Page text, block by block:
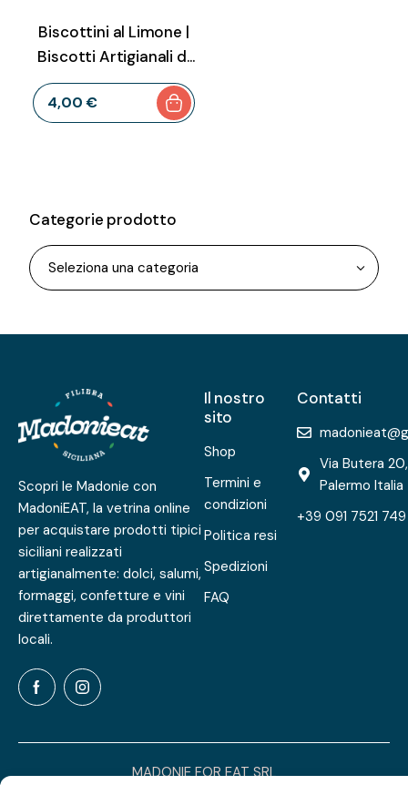
Biscottini al Limone |
Biscotti Artigianali di
Grani Antichi Siciliani
Senza Latte e Burro –
4,00 €
Categorie prodotto
Seleziona una categoria
Scopri le Madonie con
MadoniEAT, la vetrina online
per acquistare prodotti tipici
siciliani realizzati
artigianalmente: dolci, salumi,
formaggi, confetture e vini
direttamente da produttori
locali.
Il nostro
sito
Shop
Termini e
condizioni
Politica resi
Spedizioni
FAQ
Contatti
Via Butera
Palermo Italia
+39 091 7521 749
MADONIE FOR EAT SRL